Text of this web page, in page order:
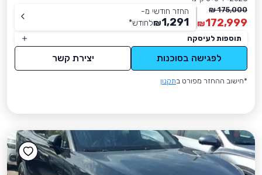
175,000 ₪
172,999
₪
החזר חודשי מ-
1,291
₪לחודש*
תוספות לעיסקה
לפגישה בסוכנות יצירת קשר
*חישוב ההחזר מפורט בתקנון